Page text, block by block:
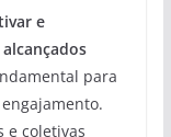
e
para
e coletivas